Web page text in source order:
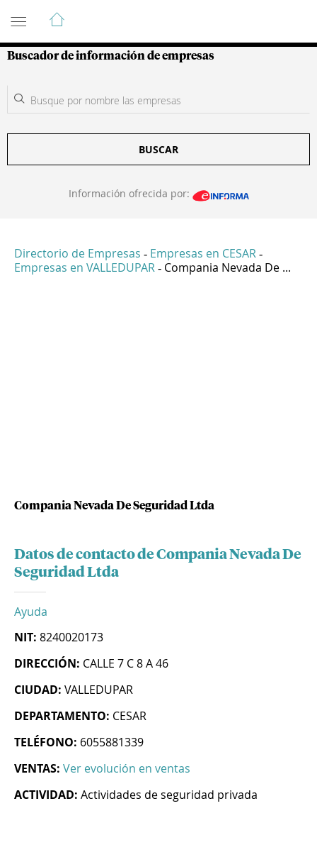
Guía de Empresas Colombianas
Buscador de información de empresas
BUSCAR
Información ofrecida por:
Directorio de Empresas - Empresas en CESAR -
Empresas en VALLEDUPAR - Compania Nevada De ...
Compania Nevada De Seguridad Ltda
Datos de contacto de Compania Nevada De
Seguridad Ltda
Ayuda
NIT: 8240020173
DIRECCIÓN: CALLE 7 C 8 A 46
CIUDAD: VALLEDUPAR
DEPARTAMENTO: CESAR
TELÉFONO: 6055881339
VENTAS: Ver evolución en ventas
ACTIVIDAD: Actividades de seguridad privada